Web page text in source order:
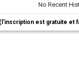
No Recent
est gratuite et